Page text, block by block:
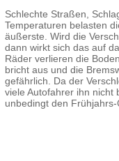
Schlechte Straßen,
Temperaturen belasten
äußerste. Wird die
dann wirkt sich das auf
Räder verlieren die
bricht aus und die
gefährlich. Da der
viele Autofahrer ihn nicht
unbedingt den